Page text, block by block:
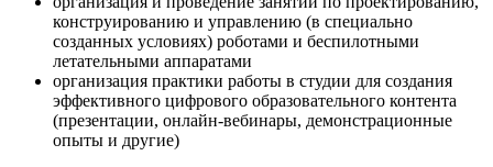
конструированию и управлению (в специально
созданных условиях) роботами и беспилотными
летательными аппаратами
организация практики работы в студии для создания
эффективного цифрового образовательного контента
(презентации, онлайн-вебинары, демонстрационные
опыты и другие)